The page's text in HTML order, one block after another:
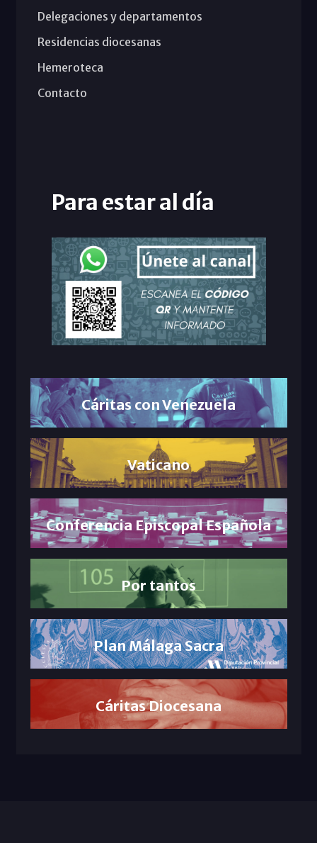
Delegaciones y departamentos
Residencias diocesanas
Hemeroteca
Contacto
Para estar al día
Cáritas con Venezuela
Vaticano
Conferencia Episcopal Española
Por tantos
Plan Málaga Sacra
Cáritas Diocesana